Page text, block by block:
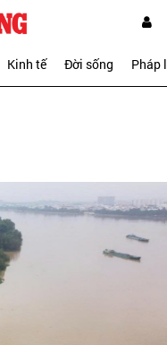
Kinh tế Đời sống Pháp